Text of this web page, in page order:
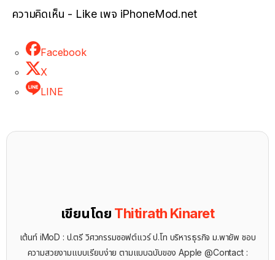
ความคิดเห็น - Like เพจ iPhoneMod.net
Facebook
X
LINE
เขียนโดย Thitirath Kinaret
เต้นท์ iMoD : ป.ตรี วิศวกรรมซอฟต์แวร์ ป.โท บริหารธุรกิจ ม.พายัพ ชอบ
ความสวยงามแบบเรียบง่าย ตามแบบฉบับของ Apple @Contact :